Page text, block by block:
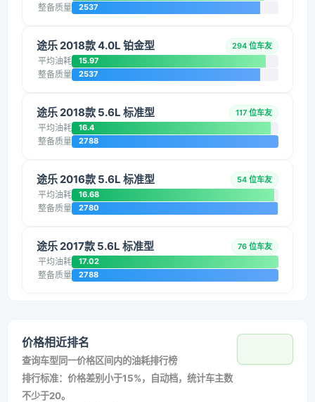
整备质量 2537
途乐 2018款 4.0L 铂金型 294 位车友
平均油耗 15.97
整备质量 2537
途乐 2018款 5.6L 标准型 117 位车友
平均油耗 16.4
整备质量 2788
途乐 2016款 5.6L 标准型 54 位车友
平均油耗 16.68
整备质量 2780
途乐 2017款 5.6L 标准型 76 位车友
平均油耗 17.02
整备质量 2788
价格相近排名
查询车型同一价格区间内的油耗排行榜
排行标准：价格差别小于15%，自动档，统计车主数
不少于20。